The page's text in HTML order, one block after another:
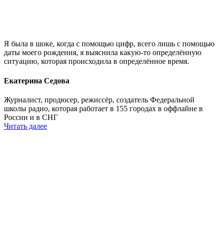
Я была в шоке, когда с помощью цифр, всего лишь с помощью
даты моего рождения, я выяснила какую-то определённую
ситуацию, которая происходила в определённое время.
Екатерина Седова
Журналист, продюсер, режиссёр, создатель Федеральной
школы радио, которая работает в 155 городах в оффлайне в
России и в СНГ
Читать далее